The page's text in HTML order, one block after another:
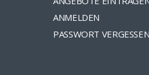
ANMELDEN
PASSWORT VERGESSEN